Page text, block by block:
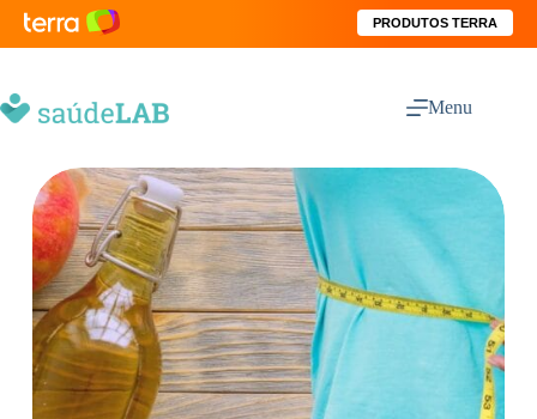
PRODUTOS TERRA
Menu